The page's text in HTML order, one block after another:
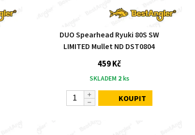
DUO Spearhead Ryuki 80S SW
LIMITED Mullet ND DST0804
459 Kč
SKLADEM 2 ks
KOUPIT